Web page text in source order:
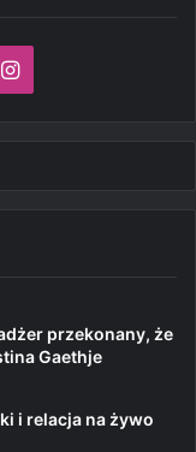
Instagram
przekonany, że
Gaethje
i relacja na żywo